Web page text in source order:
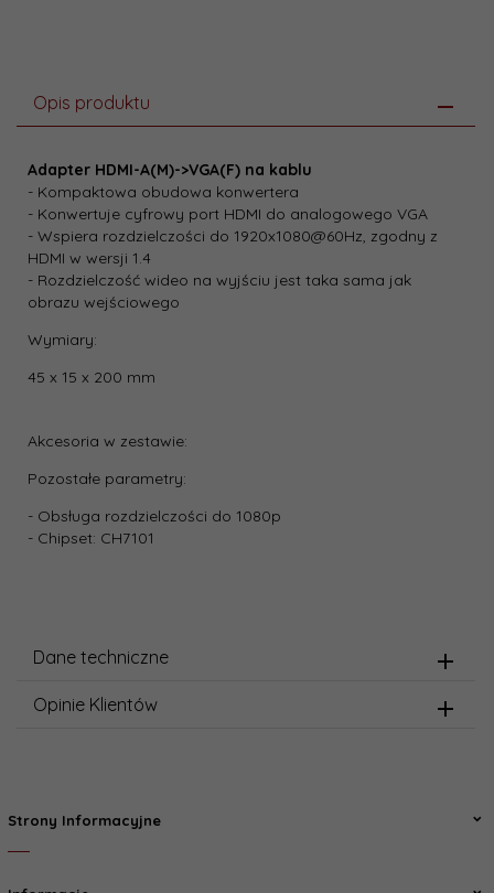
Opis produktu
Adapter HDMI-A(M)->VGA(F) na kablu
- Kompaktowa obudowa konwertera
- Konwertuje cyfrowy port HDMI do analogowego VGA
- Wspiera rozdzielczości do 1920x1080@60Hz, zgodny z
HDMI w wersji 1.4
- Rozdzielczość wideo na wyjściu jest taka sama jak
obrazu wejściowego
Wymiary:
45 x 15 x 200 mm
Akcesoria w zestawie:
Pozostałe parametry:
- Obsługa rozdzielczości do 1080p
- Chipset: CH7101
Dane techniczne
Opinie Klientów
Strony Informacyjne